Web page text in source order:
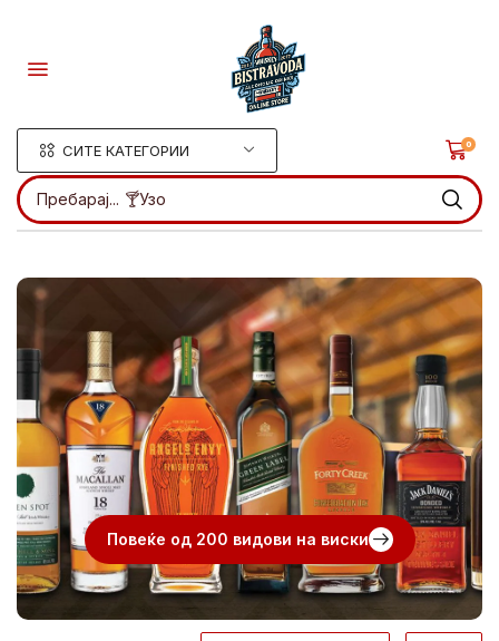
СИТЕ КАТЕГОРИИ
Пребарај... 🍸Узо
0
.
Повеќе од 200 видови на виски